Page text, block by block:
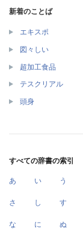
新着のことば
エキスポ
図々しい
超加工食品
テスクリアル
頭身
すべての辞書の索引
あ い う
さ し す
な に ぬ